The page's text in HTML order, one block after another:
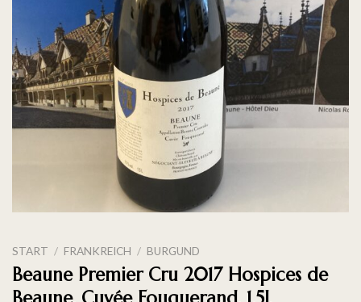
START / FRANKREICH / BURGUND
Beaune Premier Cru 2017 Hospices de